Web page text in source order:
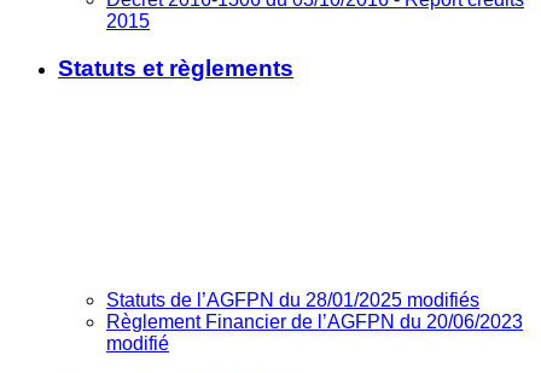
2015
Statuts et règlements
Statuts de l’AGFPN du 28/01/2025 modifiés
Règlement Financier de l’AGFPN du 20/06/2023
modifié